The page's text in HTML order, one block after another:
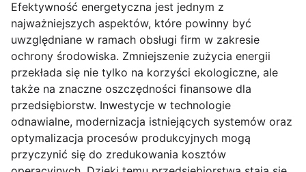
Efektywność energetyczna jest jednym z
najważniejszych aspektów, które powinny być
uwzględniane w ramach obsługi firm w zakresie
ochrony środowiska. Zmniejszenie zużycia energii
przekłada się nie tylko na korzyści ekologiczne, ale
także na znaczne oszczędności finansowe dla
przedsiębiorstw. Inwestycje w technologie
odnawialne, modernizacja istniejących systemów oraz
optymalizacja procesów produkcyjnych mogą
przyczynić się do zredukowania kosztów